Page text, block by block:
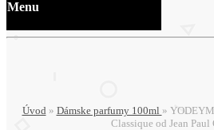
Menu
Úvod » Dámske parfumy 100ml »
Classique od Jean Paul